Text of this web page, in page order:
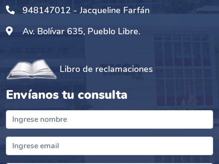
948147012 - Jacqueline Farfán
Av. Bolívar 635, Pueblo Libre.
Libro de reclamaciones
Envíanos tu consulta